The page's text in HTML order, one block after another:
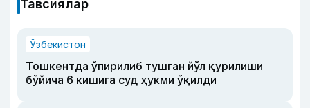
Тавсиялар
Ўзбекистон
Тошкентда ўпирилиб тушган йўл қурилиши
бўйича 6 кишига суд ҳукми ўқилди